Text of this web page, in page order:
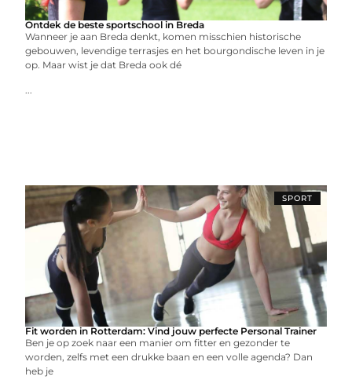
Ontdek de beste sportschool in Breda
Wanneer je aan Breda denkt, komen misschien historische
gebouwen, levendige terrasjes en het bourgondische leven in je
op. Maar wist je dat Breda ook dé
...
SPORT
Fit worden in Rotterdam: Vind jouw perfecte Personal Trainer
Ben je op zoek naar een manier om fitter en gezonder te
worden, zelfs met een drukke baan en een volle agenda? Dan
heb je